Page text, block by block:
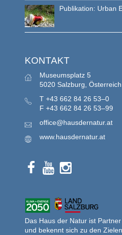
Publikation: Urban
KONTAKT
Museumsplatz 5
5020 Salzburg, Österreich
T +43 662 84 26 53–0
F +43 662 84 26 53–99
office@hausdernatur.at
www.hausdernatur.at
Das Haus der Natur ist
und bekennt sich zu den